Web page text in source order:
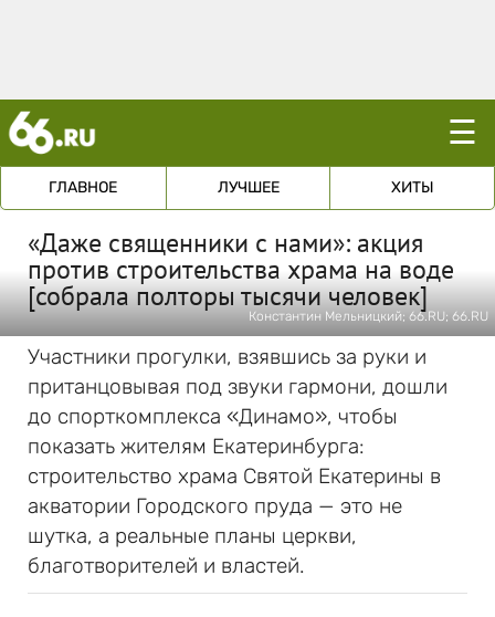
☰
ГЛАВНОЕ ЛУЧШЕЕ ХИТЫ
«Даже священники с нами»: акция
против строительства храма на воде
[собрала полторы тысячи человек]
Константин Мельницкий; 66.RU; 66.RU
Участники прогулки, взявшись за руки и
пританцовывая под звуки гармони, дошли
до спорткомплекса «Динамо», чтобы
показать жителям Екатеринбурга:
строительство храма Святой Екатерины в
акватории Городского пруда — это не
шутка, а реальные планы церкви,
благотворителей и властей.